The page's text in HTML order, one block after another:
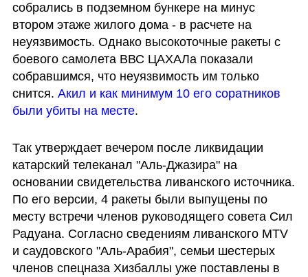
собрались в подземном бункере на минус
втором этаже жилого дома - в расчете на
неуязвимость. Однако высокоточные ракеты с
боевого самолета ВВС ЦАХАЛа показали
собравшимся, что неуязвимость им только
снится. Акил и как минимум 10 его соратников
были убиты на месте.
Так утверждает вечером после ликвидации
катарский телеканал "Аль-Джазира" на
основании свидетельства ливанского источника.
По его версии, 4 ракеты были выпущены по
месту встречи членов руководящего совета Сил
Радуана. Согласно сведениям ливанского MTV
и саудовского "Аль-Арабия", семьи шестерых
членов спецназа Хизбаллы уже поставлены в